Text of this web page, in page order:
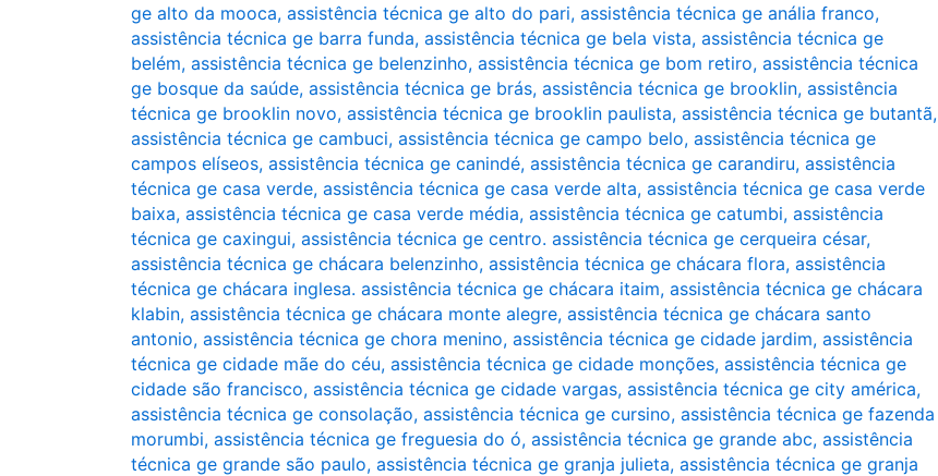
ge alto da mooca, assistência técnica ge alto do pari, assistência técnica ge anália franco,
assistência técnica ge barra funda, assistência técnica ge bela vista, assistência técnica ge
belém, assistência técnica ge belenzinho, assistência técnica ge bom retiro, assistência técnica
ge bosque da saúde, assistência técnica ge brás, assistência técnica ge brooklin, assistência
técnica ge brooklin novo, assistência técnica ge brooklin paulista, assistência técnica ge butantã,
assistência técnica ge cambuci, assistência técnica ge campo belo, assistência técnica ge
campos elíseos, assistência técnica ge canindé, assistência técnica ge carandiru, assistência
técnica ge casa verde, assistência técnica ge casa verde alta, assistência técnica ge casa verde
baixa, assistência técnica ge casa verde média, assistência técnica ge catumbi, assistência
técnica ge caxingui, assistência técnica ge centro. assistência técnica ge cerqueira césar,
assistência técnica ge chácara belenzinho, assistência técnica ge chácara flora, assistência
técnica ge chácara inglesa. assistência técnica ge chácara itaim, assistência técnica ge chácara
klabin, assistência técnica ge chácara monte alegre, assistência técnica ge chácara santo
antonio, assistência técnica ge chora menino, assistência técnica ge cidade jardim, assistência
técnica ge cidade mãe do céu, assistência técnica ge cidade monções, assistência técnica ge
cidade são francisco, assistência técnica ge cidade vargas, assistência técnica ge city américa,
assistência técnica ge consolação, assistência técnica ge cursino, assistência técnica ge fazenda
morumbi, assistência técnica ge freguesia do ó, assistência técnica ge grande abc, assistência
técnica ge grande são paulo, assistência técnica ge granja julieta, assistência técnica ge granja